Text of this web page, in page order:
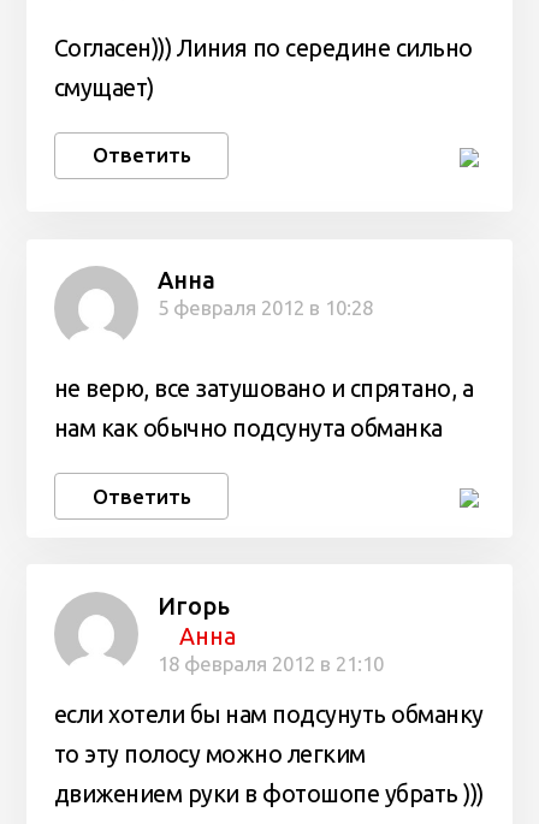
Согласен))) Линия по середине сильно
смущает)
Ответить
Анна
5 февраля 2012 в 10:28
не верю, все затушовано и спрятано, а
нам как обычно подсунута обманка
Ответить
Игорь
Анна
18 февраля 2012 в 21:10
если хотели бы нам подсунуть обманку
то эту полосу можно легким
движением руки в фотошопе убрать )))